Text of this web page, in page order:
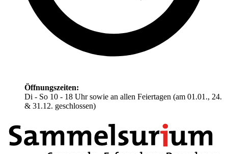
Öffnungszeiten:
Di - So 10 - 18 Uhr sowie an allen Feiertagen (am 01.01., 24.
& 31.12. geschlossen)